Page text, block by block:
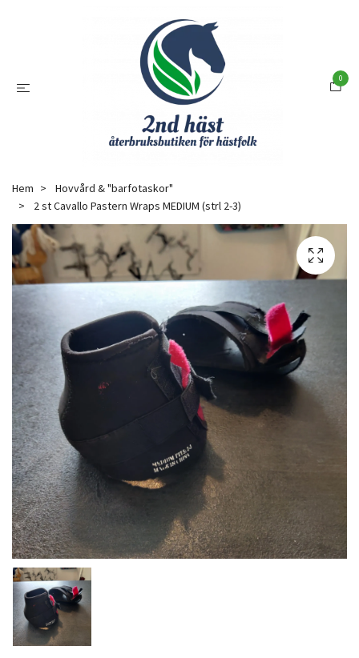
0
Hem
Hovvård & "barfotaskor"
2 st Cavallo Pastern Wraps MEDIUM (strl 2-3)